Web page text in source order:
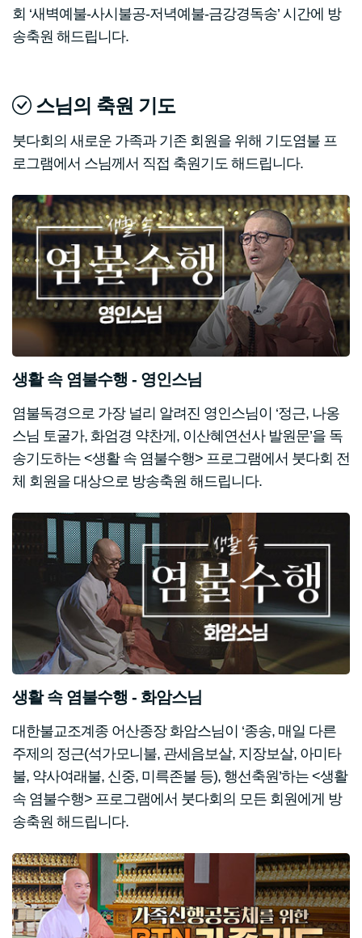
회 ‘새벽예불-사시불공-저녁예불-금강경독송’ 시간에 방
송축원 해드립니다.
스님의 축원 기도
붓다회의 새로운 가족과 기존 회원을 위해 기도염불 프
로그램에서 스님께서 직접 축원기도 해드립니다.
생활 속 염불수행 - 영인스님
염불독경으로 가장 널리 알려진 영인스님이 ‘정근, 나옹
스님 토굴가, 화엄경 약찬게, 이산혜연선사 발원문’을 독
송기도하는 <생활 속 염불수행> 프로그램에서 붓다회 전
체 회원을 대상으로 방송축원 해드립니다.
생활 속 염불수행 - 화암스님
대한불교조계종 어산종장 화암스님이 ‘종송, 매일 다른
주제의 정근(석가모니불, 관세음보살, 지장보살, 아미타
불, 약사여래불, 신중, 미륵존불 등), 행선축원’하는 <생활
속 염불수행> 프로그램에서 붓다회의 모든 회원에게 방
송축원 해드립니다.